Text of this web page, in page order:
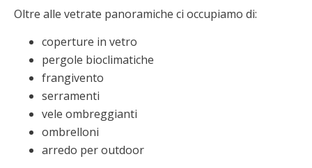
Oltre alle vetrate panoramiche ci occupiamo di:
coperture in vetro
pergole bioclimatiche
frangivento
serramenti
vele ombreggianti
ombrelloni
arredo per outdoor